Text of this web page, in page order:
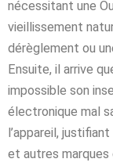
nécessitant une
vieillissement
dérèglement ou
Ensuite, il arrive
impossible son
électronique mal
l’appareil,
et autres marques